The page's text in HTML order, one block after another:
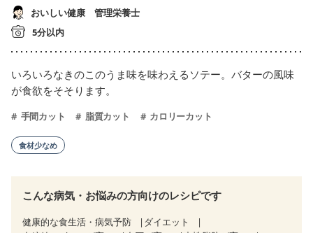
おいしい健康 管理栄養士
5分以内
いろいろなきのこのうま味を味わえるソテー。バターの風味
が食欲をそそります。
手間カット 脂質カット カロリーカット
食材少なめ
こんな病気・お悩みの方向けのレシピです
健康的な食生活・病気予防
ダイエット